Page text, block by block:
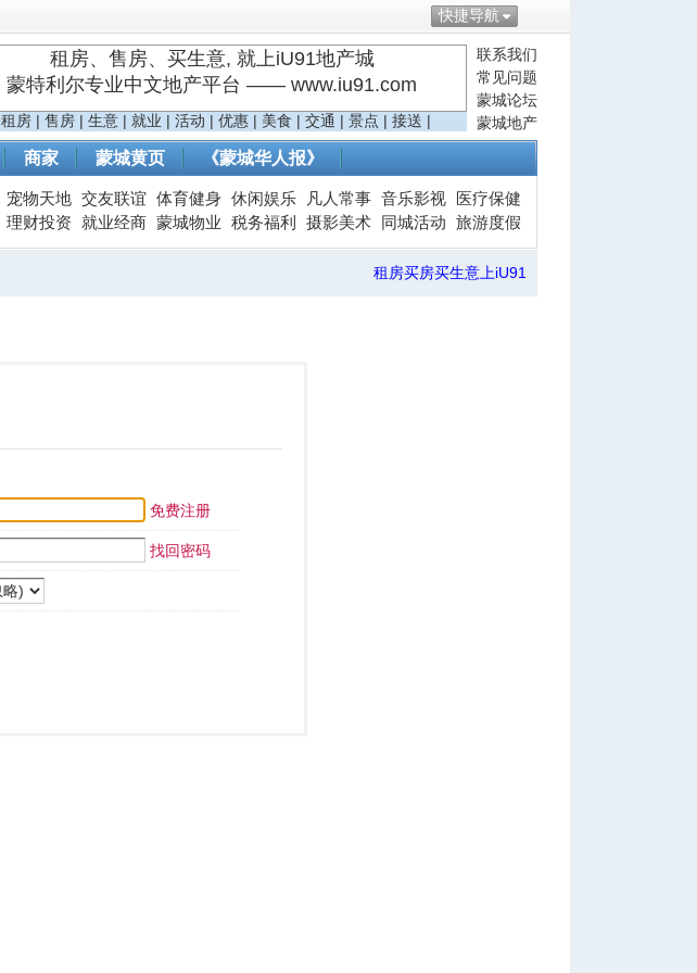
快捷导航
联系我们
常见问题
蒙城论坛
蒙城地产
租房、售房、买生意, 就上iU91地产城
蒙特利尔专业中文地产平台 —— www.iu91.com
租房 | 售房 | 生意 | 就业 | 活动 | 优惠 | 美食 | 交通 | 景点 | 接送 |
商家 蒙城黄页 《蒙城华人报》
宠物天地 交友联谊 体育健身 休闲娱乐 凡人常事 音乐影视
医疗保健
理财投资 就业经商 蒙城物业 税务福利 摄影美术 同城活动 旅游度假
租房买房买生意上iU91
免费注册
找回密码